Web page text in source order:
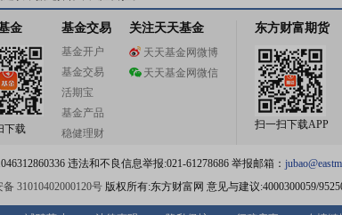
金
下载
基金交易
基金开户
基金交易
活期宝
基金产品
稳健理财
关注天天基金
天天基金网微博
天天基金网微信
东方财富期货
扫一扫下载APP
违法和不良信息举报:021-61278686 举报邮箱：
31010402000120号版权所有:东方财富网 意见与建议:4000300059/